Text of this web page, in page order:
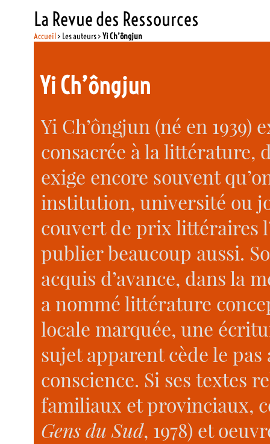
La Revue des Ressources
Accueil> Les auteurs >Yi Ch’ôngjun
Yi Ch’ôngjun
Yi Ch’ôngjun (né en
consacrée à la littérature,
exige encore souvent
institution, université ou
couvert de prix littéraires
publier beaucoup aussi.
acquis d’avance, dans la
a nommé littérature
locale marquée, une
sujet apparent cède le
conscience. Si ses textes
familiaux et provinciaux,
Gens du Sud, 1978) et